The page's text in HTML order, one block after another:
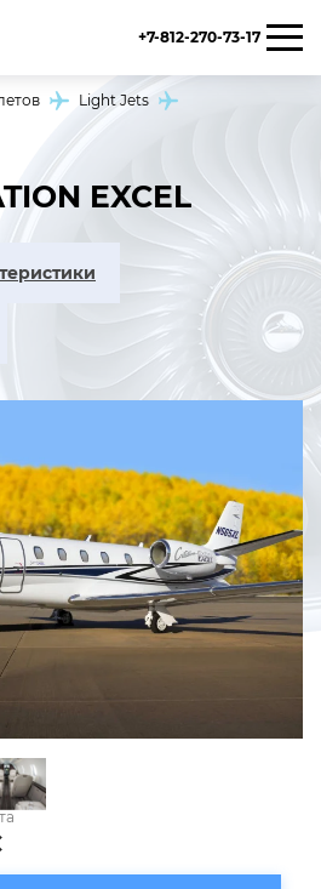
+7-812-270-73-17
Light Jets
EXCEL